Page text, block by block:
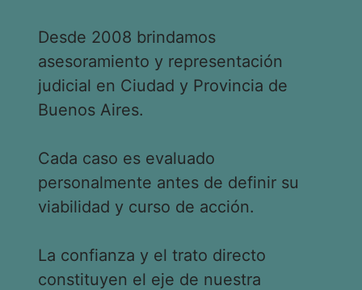
Desde 2008 brindamos
asesoramiento y representación
judicial en Ciudad y Provincia de
Buenos Aires.
Cada caso es evaluado
personalmente antes de definir su
viabilidad y curso de acción.
La confianza y el trato directo
constituyen el eje de nuestra